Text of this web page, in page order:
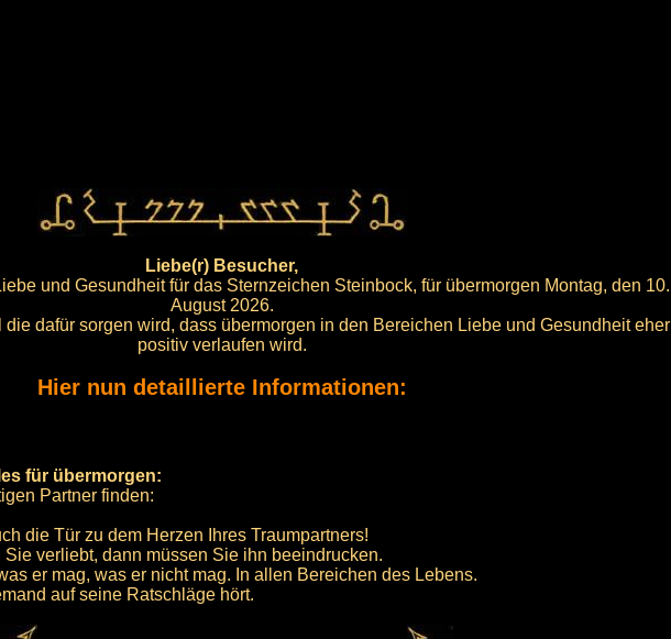
Liebe(r) Besucher,
und Gesundheit für das Sternzeichen Steinbock, für übermorgen Montag, den 10.
August 2026.
dafür sorgen wird, dass übermorgen in den Bereichen Liebe und Gesundheit eher
positiv verlaufen wird.
Hier nun detaillierte Informationen:
für übermorgen:
Partner finden:
die Tür zu dem Herzen Ihres Traumpartners!
verliebt, dann müssen Sie ihn beeindrucken.
er mag, was er nicht mag. In allen Bereichen des Lebens.
auf seine Ratschläge hört.